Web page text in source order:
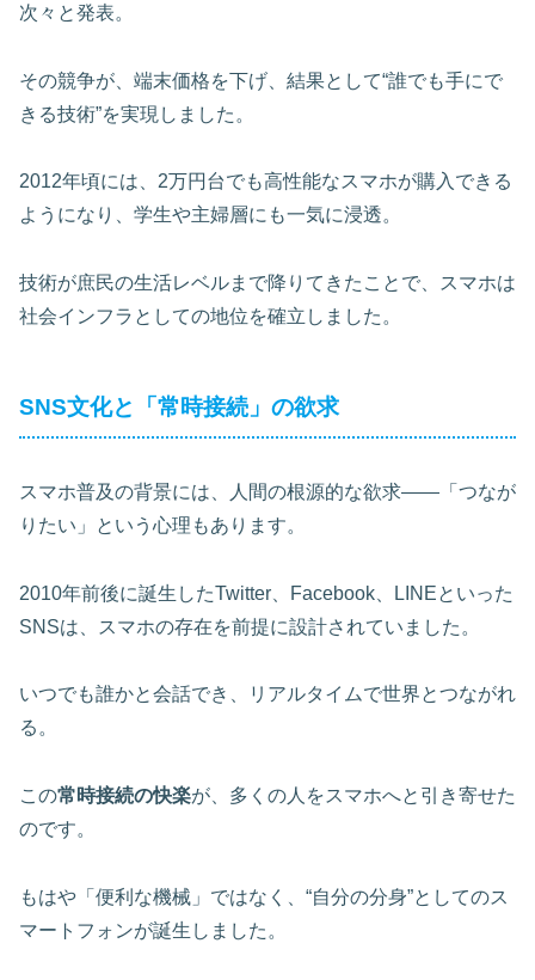
次々と発表。
その競争が、端末価格を下げ、結果として“誰でも手にで
きる技術”を実現しました。
2012年頃には、2万円台でも高性能なスマホが購入できる
ようになり、学生や主婦層にも一気に浸透。
技術が庶民の生活レベルまで降りてきたことで、スマホは
社会インフラとしての地位を確立しました。
SNS文化と「常時接続」の欲求
スマホ普及の背景には、人間の根源的な欲求――「つなが
りたい」という心理もあります。
2010年前後に誕生したTwitter、Facebook、LINEといった
SNSは、スマホの存在を前提に設計されていました。
いつでも誰かと会話でき、リアルタイムで世界とつながれ
る。
この常時接続の快楽が、多くの人をスマホへと引き寄せた
のです。
もはや「便利な機械」ではなく、“自分の分身”としてのス
マートフォンが誕生しました。